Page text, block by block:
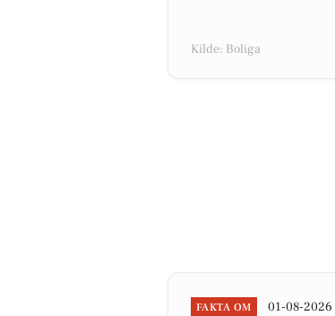
Kilde: Boliga
FAKTA OM 01-08-2026